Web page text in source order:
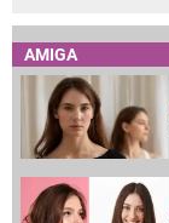
AMIGA